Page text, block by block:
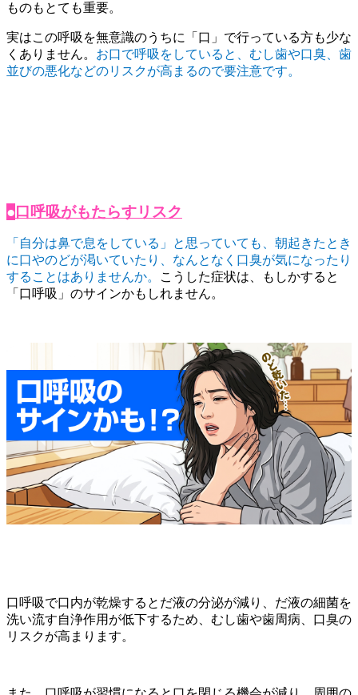
ものもとても重要。
実はこの呼吸を無意識のうちに「口」で行っている方も少な
くありません。 お口で呼吸をしていると、むし歯や口臭、歯
並びの悪化などのリスクが高まるので要注意です。
● 口呼吸がもたらすリスク
「自分は鼻で息をしている」と思っていても、朝起きたとき
に口やのどが渇いていたり、なんとなく口臭が気になったり
することはありませんか。
こうした症状は、もしかすると
「口呼吸」のサインかもしれません。
口呼吸で口内が乾燥するとだ液の分泌が減り、だ液の細菌を
洗い流す自浄作用が低下するため、むし歯や歯周病、口臭の
リスクが高まります。